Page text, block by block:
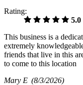
Rating:
5.0
This business is a
extremely
friends that live in this
to come to this location
Mary E (8/3/2026)